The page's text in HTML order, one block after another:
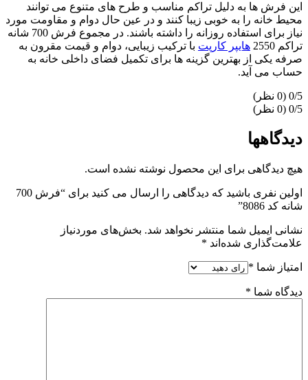
این فرش ها به دلیل تراکم مناسب و طرح های متنوع می توانند
محیط خانه را به خوبی زیبا کنند و در عین حال دوام و مقاومت مورد
نیاز برای استفاده روزانه را داشته باشند. در مجموع فرش 700 شانه
تراکم 2550
هایپر کارپت با ترکیب زیبایی، دوام و قیمت مقرون به
صرفه یکی از بهترین گزینه ها برای تکمیل فضای داخلی خانه به
حساب می آید.
‫0/5
‫0/5
دیدگاهها
هیچ دیدگاهی برای این محصول نوشته نشده است.
اولین نفری باشید که دیدگاهی را ارسال می کنید برای “فرش 700
شانه کد 8086”
نشانی ایمیل شما منتشر نخواهد شد. بخش‌های موردنیاز
علامت‌گذاری شده‌اند *
امتیاز شما *
دیدگاه شما *